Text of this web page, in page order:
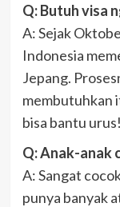
Q: Butuh visa
A: Sejak
Indonesia
Jepang.
membutuhkan
bisa bantu urus!
Q: Anak-anak
A: Sangat
punya banyak